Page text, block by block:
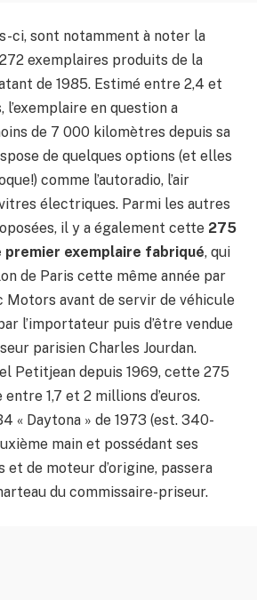
ci, sont notamment à noter la
exemplaires produits de la
de 1985. Estimé entre 2,4 et
l’exemplaire en question a
de 7 000 kilomètres depuis sa
de quelques options (et elles
comme l’autoradio, l’air
électriques. Parmi les autres
il y a également cette 275
premier exemplaire fabriqué, qui
de Paris cette même année par
Motors avant de servir de véhicule
l’importateur puis d’être vendue
parisien Charles Jourdan.
Petitjean depuis 1969, cette 275
1,7 et 2 millions d’euros.
« Daytona » de 1973 (est. 340-
main et possédant ses
et de moteur d’origine, passera
du commissaire-priseur.